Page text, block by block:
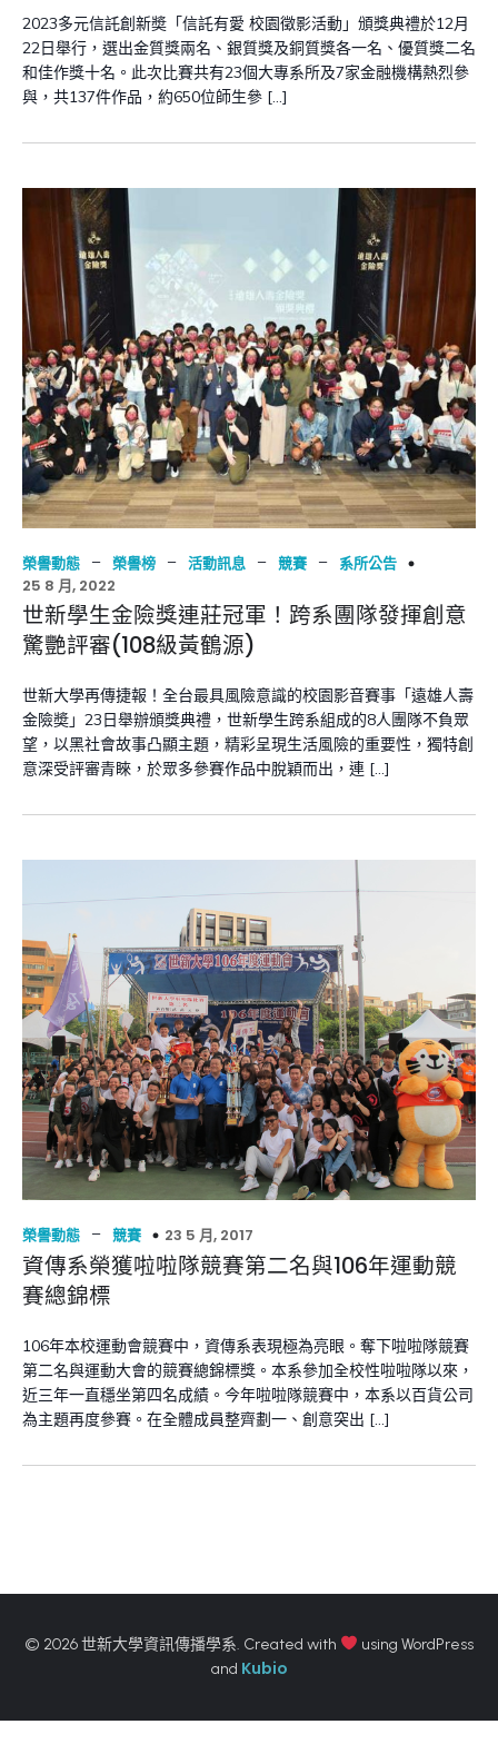
2023多元信託創新奬「信託有愛 校園徵影活動」頒獎典禮於12月
22日舉行，選出金質獎兩名、銀質獎及銅質獎各一名、優質獎二名
和佳作獎十名。此次比賽共有23個大專系所及7家金融機構熱烈參
與，共137件作品，約650位師生參 […]
榮譽動態 – 榮譽榜 – 活動訊息 – 競賽 – 系所公告
25 8 月, 2022
世新學生金險獎連莊冠軍！跨系團隊發揮創意
驚艷評審(108級黃鶴源)
世新大學再傳捷報！全台最具風險意識的校園影音賽事「遠雄人壽
金險奬」23日舉辦頒獎典禮，世新學生跨系組成的8人團隊不負眾
望，以黑社會故事凸顯主題，精彩呈現生活風險的重要性，獨特創
意深受評審青睞，於眾多參賽作品中脫穎而出，連 […]
榮譽動態 – 競賽 23 5 月, 2017
資傳系榮獲啦啦隊競賽第二名與106年運動競
賽總錦標
106年本校運動會競賽中，資傳系表現極為亮眼。奪下啦啦隊競賽
第二名與運動大會的競賽總錦標獎。本系參加全校性啦啦隊以來，
近三年一直穩坐第四名成績。今年啦啦隊競賽中，本系以百貨公司
為主題再度參賽。在全體成員整齊劃一、創意突出 […]
© 2026 世新大學資訊傳播學系. Created with
using WordPress
and Kubio